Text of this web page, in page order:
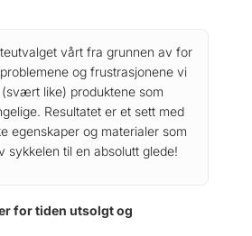
vårt fra grunnen av for
og frustrasjonene vi
like) produktene som
Resultatet er et sett med
egenskaper og materialer som
sykkelen til en absolutt glede!
for tiden utsolgt og